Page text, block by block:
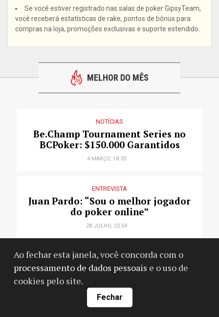
Se você estiver registrado nas salas de poker GipsyTeam,
você receberá estatísticas de rake, pontos de bônus para
compras na loja, promoções exclusivas e suporte estendido.
MELHOR DO MÊS
NOTÍCIAS
Be.Champ Tournament Series no
BCPoker: $150.000 Garantidos
4 MARÇO, 18:33
ENTREVISTA
Juan Pardo: “Sou o melhor jogador
do poker online”
28 JULHO, 22:04
HISTÓRIAS DO POKER
"Ou faço essa loucura agora ou
nunca mais": empresário de BH
larga rotina por 90 dias para viver
de poker em Las Vegas
Ao fechar esta janela, você concorda com o
processamento de dados pessoais e o uso de
cookies pelo site.
Fechar